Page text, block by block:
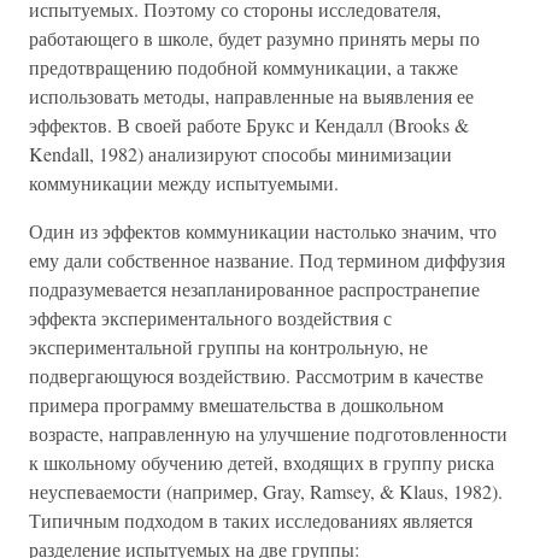
испытуемых. Поэтому со стороны исследователя,
работающего в школе, будет разумно принять меры по
предотвращению подобной коммуникации, а также
использовать методы, направленные на выявления ее
эффектов. В своей работе Брукс и Кендалл (Brooks &
Kendall, 1982) анализируют способы минимизации
коммуникации между испытуемыми.
Один из эффектов коммуникации настолько значим, что
ему дали собственное название. Под термином диффузия
подразумевается незапланированное распространепие
эффекта экспериментального воздействия с
экспериментальной группы на контрольную, не
подвергающуюся воздействию. Рассмотрим в качестве
примера программу вмешательства в дошкольном
возрасте, направленную на улучшение подготовленности
к школьному обучению детей, входящих в группу риска
неуспеваемости (например, Gray, Ramsey, & Klaus, 1982).
Типичным подходом в таких исследованиях является
разделение испытуемых на две группы: